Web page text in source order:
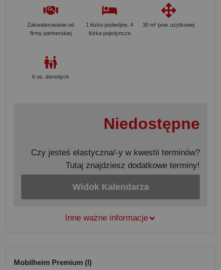
Zakwaterowanie od
firmy partnerskiej
1 łózko podwójne, 4
łóżka pojedyncze
30 m² pow. uzytkowej
6 os. dorosłych
Niedostępne
Czy jesteś elastyczna/-y w kwestii terminów?
Tutaj znajdziesz dodatkowe terminy!
Widok Kalendarza
Inne ważne informacje
Mobilheim Premium (I)